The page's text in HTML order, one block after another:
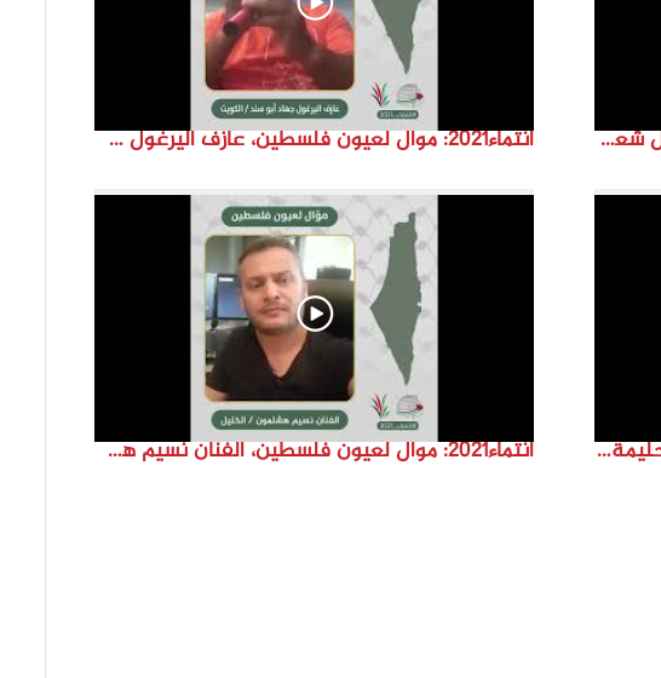
انتماء2021: موال لعيون فلسطين، الفنان بلال شعبان، الدنمارك انتماء2021: موال لعيون فلسطين، عازف اليرغول جهاد أبو سند، الكويت
انتماء2021: موال لعيون فلسطين، المنشدة حليمة المصري، لبنان انتماء2021: موال لعيون فلسطين، الفنان نسيم هشلمون، فلسطين